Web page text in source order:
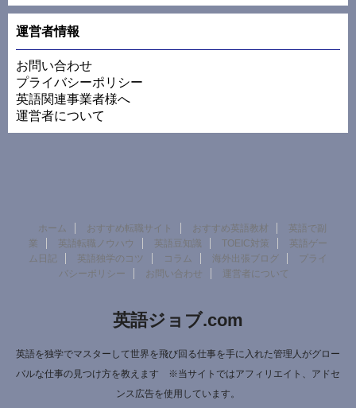
運営者情報
お問い合わせ
プライバシーポリシー
英語関連事業者様へ
運営者について
ホーム おすすめ転職サイト おすすめ英語教材
英語で副
業
英語転職ノウハウ 英語豆知識 TOEIC対策
英語ゲー
ム日記
英語独学のコツ コラム 海外出張ブログ
プライ
バシーポリシー
お問い合わせ 運営者について
英語ジョブ.com
英語を独学でマスターして世界を飛び回る仕事を手に入れた管理人がグロー
バルな仕事の見つけ方を教えます ※当サイトではアフィリエイト、アドセ
ンス広告を使用しています。